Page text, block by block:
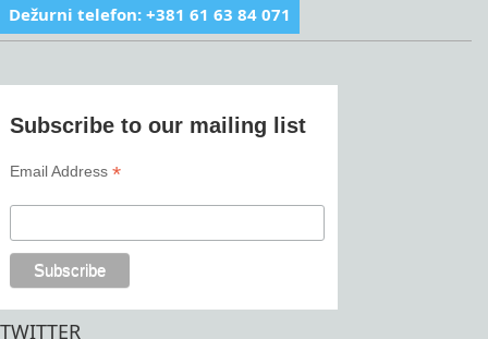
Dežurni telefon: +381 61 63 84 071
Subscribe to our mailing list
Email Address*
TWITTER